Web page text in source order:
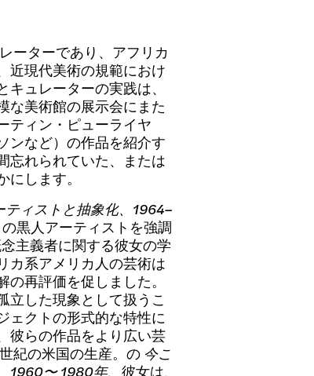
ーターであり、アフリカ
近現代美術の規範におけ
ュレーターの実践は、
な美術館の展示会にまた
ティン・ピューライヤ
ンなど）の作品を紹介す
忘れられていた、または
します。
ィストと抽象化、1964–
黒人アーティストを強調
主義者に関する彼女の学
カ系アメリカ人の芸術は
再評価を促しました。
立した現象として扱うこ
ェクトの形式的な特性に
彼らの作品をより広い芸
紀の米国の生産。の 今こ
1960〜 1980年、彼女は、